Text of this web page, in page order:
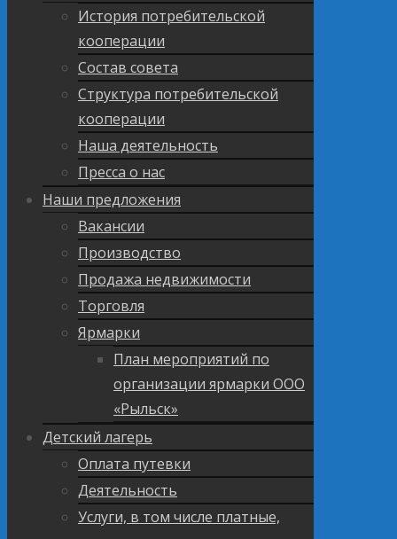
История потребительской
кооперации
Состав совета
Структура потребительской
кооперации
Наша деятельность
Пресса о нас
Наши предложения
Вакансии
Производство
Продажа недвижимости
Торговля
Ярмарки
План мероприятий по
организации ярмарки ООО
«Рыльск»
Детский лагерь
Оплата путевки
Деятельность
Услуги, в том числе платные,